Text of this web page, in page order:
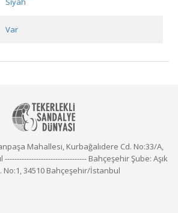
Var
Mahallesi, Kurbağalıdere Cd. No:33/A,
Bahçeşehir Şube: Aşık
No:1, 34510 Bahçeşehir/İstanbul